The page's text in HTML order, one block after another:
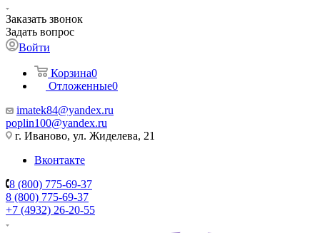
Заказать звонок
Задать вопрос
Войти
Корзина0
Отложенные0
imatek84@yandex.ru
poplin100@yandex.ru
г. Иваново, ул. Жиделева, 21
Вконтакте
8 (800) 775-69-37
8 (800) 775-69-37
+7 (4932) 26-20-55